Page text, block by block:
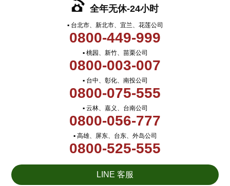
全年无休-24小时
▪ 台北市、新北市、宜兰、花莲公司
0800-449-999
▪ 桃园、新竹、苗栗公司
0800-003-007
▪ 台中、彰化、南投公司
0800-075-555
▪ 云林、嘉义、台南公司
0800-056-777
▪ 高雄、屏东、台东、外岛公司
0800-525-555
LINE 客服